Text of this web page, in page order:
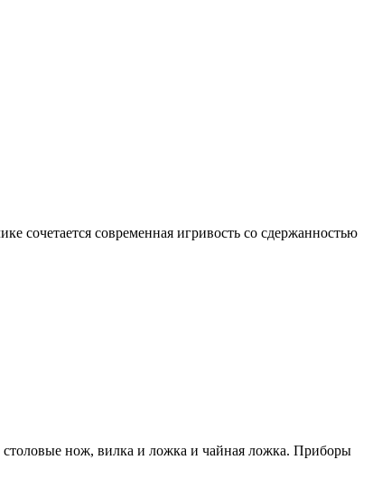
сочетается современная игривость со сдержанностью
нож, вилка и ложка и чайная ложка. Приборы